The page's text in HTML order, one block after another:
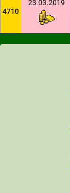
4710
23.03.2019